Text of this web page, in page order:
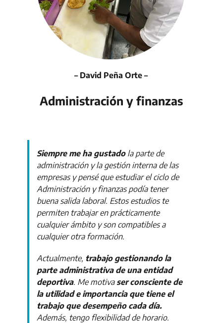
– David Peña Orte –
Administración y finanzas
Siempre me ha gustadola parte de
administración y la gestión interna de las
empresas y pensé que estudiar el ciclo de
Administración y finanzas podía tener
buena salida laboral. Estos estudios te
permiten trabajar en prácticamente
cualquier ámbito y son compatibles a
cualquier otra formación.
Actualmente, trabajo gestionando la
parte administrativa de una entidad
deportiva. Me motiva ser consciente de
la utilidad e importancia que tiene el
trabajo que desempeño cada día.
Además, tengo flexibilidad de horario.